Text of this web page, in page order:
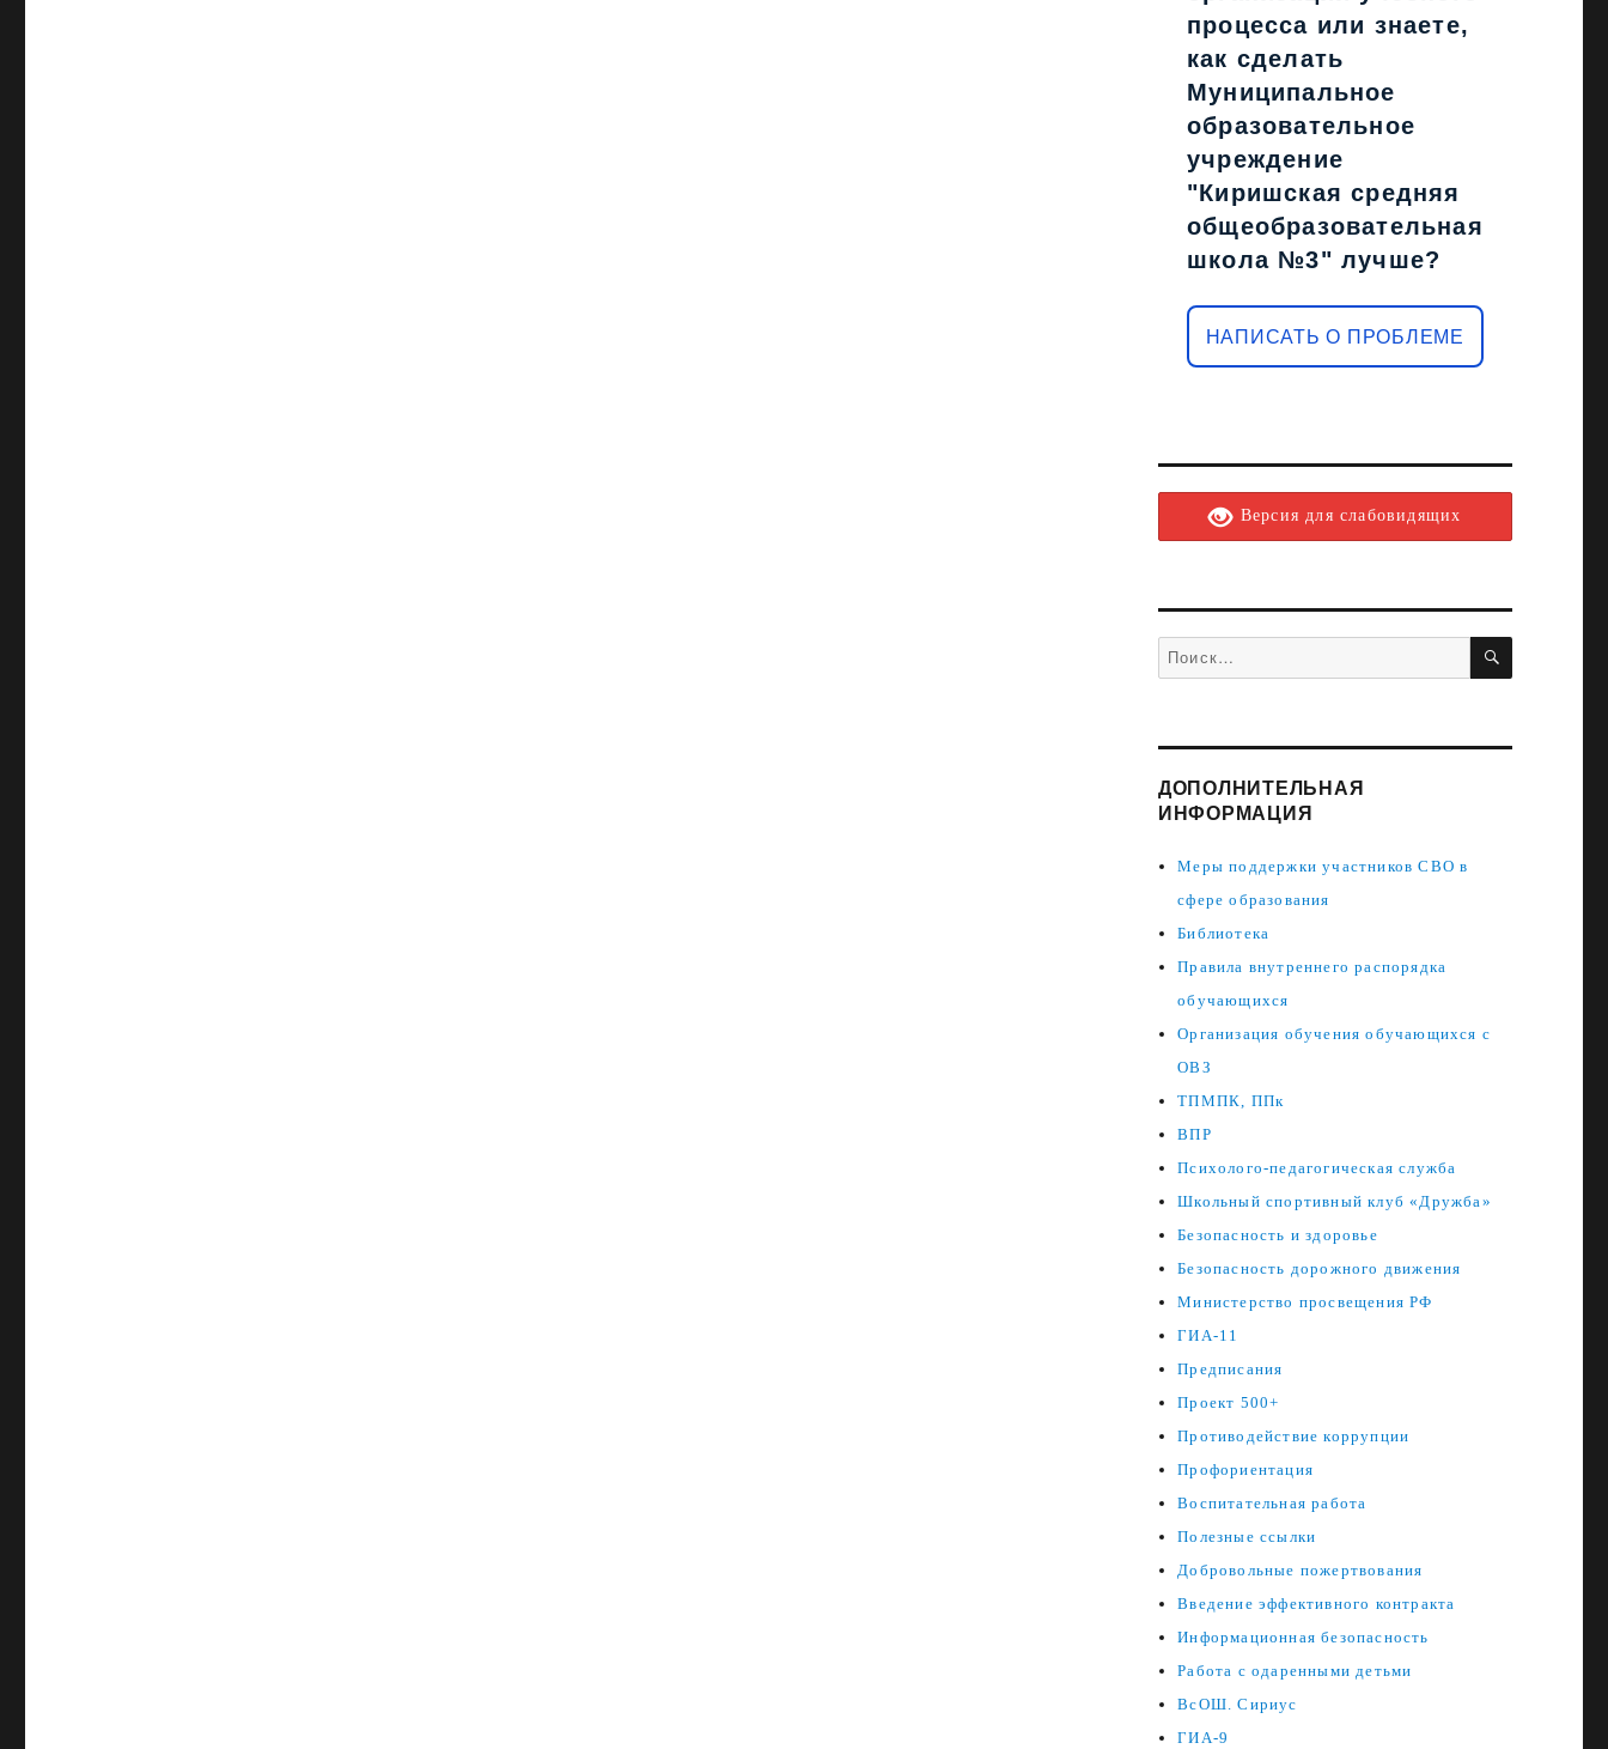
процесса или знаете,
как сделать
Муниципальное
образовательное
учреждение
"Киришская средняя
общеобразовательная
школа №3" лучше?
НАПИСАТЬ О ПРОБЛЕМЕ
Версия для слабовидящих
Искать:
ДОПОЛНИТЕЛЬНАЯ
ИНФОРМАЦИЯ
Меры поддержки участников СВО в
сфере образования
Библиотека
Правила внутреннего распорядка
обучающихся
Организация обучения обучающихся с
ОВЗ
ТПМПК, ППк
ВПР
Психолого-педагогическая служба
Школьный спортивный клуб «Дружба»
Безопасность и здоровье
Безопасность дорожного движения
Министерство просвещения РФ
ГИА-11
Предписания
Проект 500+
Противодействие коррупции
Профориентация
Воспитательная работа
Полезные ссылки
Добровольные пожертвования
Введение эффективного контракта
Информационная безопасность
Работа с одаренными детьми
ВсОШ. Сириус
ГИА-9